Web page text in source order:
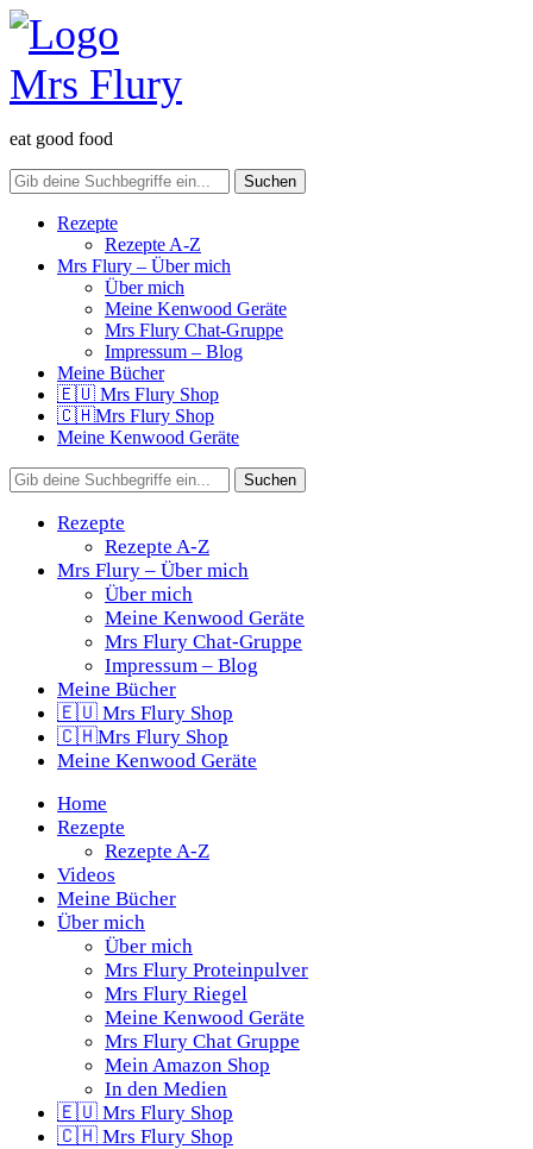
eat good food
Rezepte
Rezepte A-Z
Mrs Flury – Über mich
Über mich
Meine Kenwood Geräte
Mrs Flury Chat-Gruppe
Impressum – Blog
Meine Bücher
🇪🇺 Mrs Flury Shop
🇨🇭Mrs Flury Shop
Meine Kenwood Geräte
Rezepte
Rezepte A-Z
Mrs Flury – Über mich
Über mich
Meine Kenwood Geräte
Mrs Flury Chat-Gruppe
Impressum – Blog
Meine Bücher
🇪🇺 Mrs Flury Shop
🇨🇭Mrs Flury Shop
Meine Kenwood Geräte
Home
Rezepte
Rezepte A-Z
Videos
Meine Bücher
Über mich
Über mich
Mrs Flury Proteinpulver
Mrs Flury Riegel
Meine Kenwood Geräte
Mrs Flury Chat Gruppe
Mein Amazon Shop
In den Medien
🇪🇺 Mrs Flury Shop
🇨🇭 Mrs Flury Shop